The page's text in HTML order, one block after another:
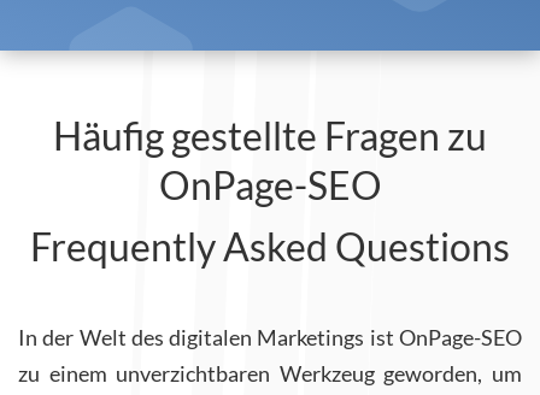
Häufig gestellte Fragen zu
OnPage-SEO
Frequently Asked Questions
In der Welt des digitalen Marketings ist OnPage-SEO
zu einem unverzichtbaren Werkzeug geworden, um